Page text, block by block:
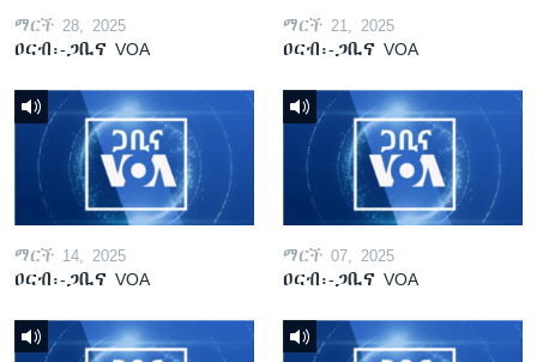
ማርች 28, 2025
ዐርብ፡-ጋቢና VOA
ማርች 21, 2025
ዐርብ፡-ጋቢና VOA
ማርች 14, 2025
ዐርብ፡-ጋቢና VOA
ማርች 07, 2025
ዐርብ፡-ጋቢና VOA